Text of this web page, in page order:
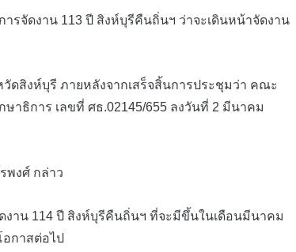
ดงาน 113 ปี สิงห์บุรีคืนถิ่นฯ ว่าจะเดินหน้าจัดงาน
ดสิงห์บุรี ภายหลังจากเสร็จสิ้นการประชุมว่า คณะ
าธิการ เลขที่ ศธ.02145/655 ลงวันที่ 2 มีนาคม
พงศ์ กล่าว
าน 114 ปี สิงห์บุรีคืนถิ่นฯ ที่จะมีขึ้นในเดือนมีนาคม
กาสต่อไป